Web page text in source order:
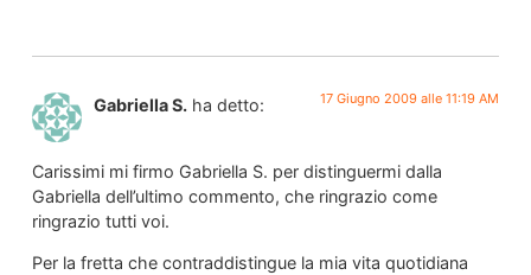
Gabriella S. ha detto: 17 Giugno 2009 alle 11:19 AM
Carissimi mi firmo Gabriella S. per distinguermi dalla
Gabriella dell’ultimo commento, che ringrazio come
ringrazio tutti voi.
Per la fretta che contraddistingue la mia vita quotidiana